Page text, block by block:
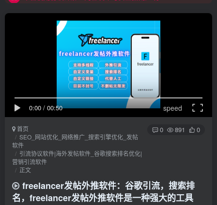
0:00 / 00:50 speed
首页
SEO_网站优化_网络推广_搜索引擎优化_发帖
软件
引流协议软件|海外发帖软件_谷歌搜索排名优化|
营销引流软件
正文
0 891 0
freelancer发帖外推软件：谷歌引流，搜索排
名，freelancer发帖外推软件是一种强大的工具